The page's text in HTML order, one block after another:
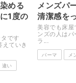
める
1度の
です
ていき
違い
メンズパ
清潔感を
美容でも床
ンズの人は
ラ...
パーマ メ